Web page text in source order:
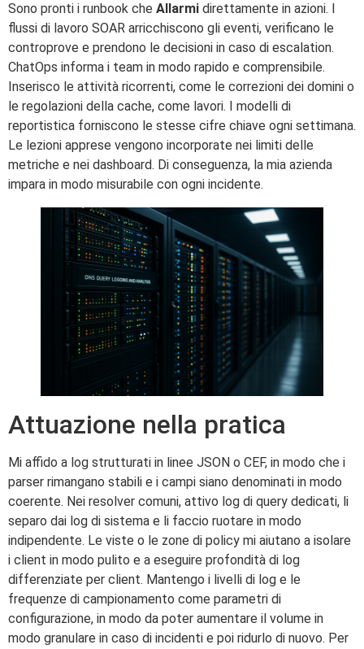
Sono pronti i runbook che Allarmi direttamente in azioni. I
flussi di lavoro SOAR arricchiscono gli eventi, verificano le
controprove e prendono le decisioni in caso di escalation.
ChatOps informa i team in modo rapido e comprensibile.
Inserisco le attività ricorrenti, come le correzioni dei domini o
le regolazioni della cache, come lavori. I modelli di
reportistica forniscono le stesse cifre chiave ogni settimana.
Le lezioni apprese vengono incorporate nei limiti delle
metriche e nei dashboard. Di conseguenza, la mia azienda
impara in modo misurabile con ogni incidente.
Attuazione nella pratica
Mi affido a log strutturati in linee JSON o CEF, in modo che i
parser rimangano stabili e i campi siano denominati in modo
coerente. Nei resolver comuni, attivo log di query dedicati, li
separo dai log di sistema e li faccio ruotare in modo
indipendente. Le viste o le zone di policy mi aiutano a isolare
i client in modo pulito e a eseguire profondità di log
differenziate per client. Mantengo i livelli di log e le
frequenze di campionamento come parametri di
configurazione, in modo da poter aumentare il volume in
modo granulare in caso di incidenti e poi ridurlo di nuovo. Per